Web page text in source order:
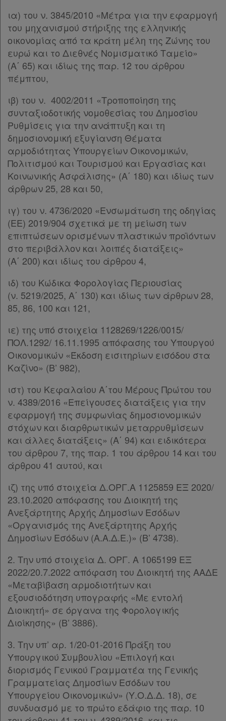
Κ.Α.Δ.
Διακρατικές
Συμφωνίες
Ελλάδας
Πληροφορίες
Εταιρεία
Επικοινωνία
Όροι
χρήσης
Πολιτική
απορρήτου
και
cookies
Απόκτηση
Συνδρομής
Ατομική
συνδρομή
Ομαδικά
πακέτα
Παροχές
σε
συνδρομητές
Ενεργοί
συνδρομητές
Τα
αγαπημένα
μου
Οι
σημειώσεις
μου
ια) του ν. 3845/2010 «Μέτρα για την εφαρμογή
του μηχανισμού στήριξης της ελληνικής
οικονομίας από τα κράτη μέλη της Ζώνης του
ευρώ και το Διεθνές Νομισματικό Ταμείο»
(Α΄ 65) και ιδίως της παρ. 12 του άρθρου
πέμπτου,
ιβ) του ν. 4002/2011 «Τροποποίηση της
συνταξιοδοτικής νομοθεσίας του Δημοσίου
Ρυθμίσεις για την ανάπτυξη και τη
δημοσιονομική εξυγίανση Θέματα
αρμοδιότητας Υπουργείων Οικονομικών,
Πολιτισμού και Τουρισμού και Εργασίας και
Κοινωνικής Ασφάλισης» (Α΄ 180) και ιδίως των
άρθρων 25, 28 και 50,
ιγ) του ν. 4736/2020 «Ενσωμάτωση της οδηγίας
(ΕΕ) 2019/904 σχετικά με τη μείωση των
επιπτώσεων ορισμένων πλαστικών προϊόντων
στο περιβάλλον και λοιπές διατάξεις»
(Α΄ 200) και ιδίως του άρθρου 4,
ιδ) του Κώδικα Φορολογίας Περιουσίας
(ν. 5219/2025, Α΄ 130) και ιδίως των άρθρων 28,
85, 86, 100 και 121,
ιε) της υπό στοιχεία 1128269/1226/0015/
ΠΟΛ.1292/ 16.11.1995 απόφασης του Υπουργού
Οικονομικών «Έκδοση εισιτηρίων εισόδου στα
Καζίνο» (Β’ 982),
ιστ) του Κεφαλαίου Α΄του Μέρους Πρώτου του
ν. 4389/2016 «Επείγουσες διατάξεις για την
εφαρμογή της συμφωνίας δημοσιονομικών
στόχων και διαρθρωτικών μεταρρυθμίσεων
και άλλες διατάξεις» (Α΄ 94) και ειδικότερα
του άρθρου 7, της παρ. 1 του άρθρου 14 και του
άρθρου 41 αυτού, και
ιζ) της υπό στοιχεία Δ.ΟΡΓ.Α 1125859 ΕΞ 2020/
23.10.2020 απόφασης του Διοικητή της
Ανεξάρτητης Αρχής Δημοσίων Εσόδων
«Οργανισμός της Ανεξάρτητης Αρχής
Δημοσίων Εσόδων (Α.Α.Δ.Ε.)» (Β’ 4738).
2. Την υπό στοιχεία Δ. ΟΡΓ. Α 1065199 ΕΞ
2022/20.7.2022 απόφαση του Διοικητή της ΑΑΔΕ
«Μεταβίβαση αρμοδιοτήτων και
εξουσιοδότηση υπογραφής «Με εντολή
Διοικητή» σε όργανα της Φορολογικής
Διοίκησης» (Β’ 3886).
3. Την υπ’ αρ. 1/20-01-2016 Πράξη του
Υπουργικού Συμβουλίου «Επιλογή και
διορισμός Γενικού Γραμματέα της Γενικής
Γραμματείας Δημοσίων Εσόδων του
Υπουργείου Οικονομικών» (Υ.Ο.Δ.Δ. 18), σε
συνδυασμό με το πρώτο εδάφιο της παρ. 10